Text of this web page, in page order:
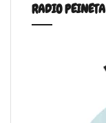
RADIO PEINETA